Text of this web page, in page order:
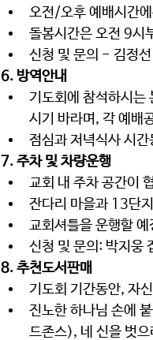
오전/오후 예배시간
돌봄시간은 오전 9시
신청 및 문의 - 김정
6. 방역안내
기도회에 참석하시는
시기 바라며, 각 예배
점심과 저녁식사 시간
7. 주차 및 차량운행
교회 내 주차 공간이
잔다리 마을과 13단
교회셔틀을 운행할 예
신청 및 문의: 박지웅
8. 추천도서판매
기도회 기간동안, 자
진노한 하나님 손에
드존스), 네 신을 벗